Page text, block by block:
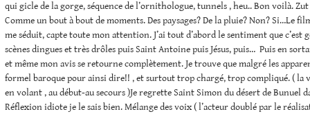
qui gicle de la gorge, séquence de l’ornithologue, tunnels , heu.. Bon voilà.
Comme un bout à bout de moments. Des paysages? De la pluie? Non? Si…Le
me séduit, capte toute mon attention. J’ai tout d’abord le sentiment que c’est
scènes dingues et très drôles puis Saint Antoine puis Jésus, puis… Puis en
et même mon avis se retourne complètement. Je trouve que malgré les
formel baroque pour ainsi dire!! , et surtout trop chargé, trop compliqué. ( la
en volant , au début-au secours )Je regrette Saint Simon du désert de Bunuel
Réflexion idiote je le sais bien. Mélange des voix ( l’acteur doublé par le